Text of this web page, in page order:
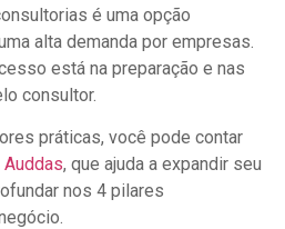
é uma opção
alta demanda por empresas.
está na preparação e nas
consultor.
práticas, você pode contar
Auddas, que ajuda a expandir seu
nos 4 pilares